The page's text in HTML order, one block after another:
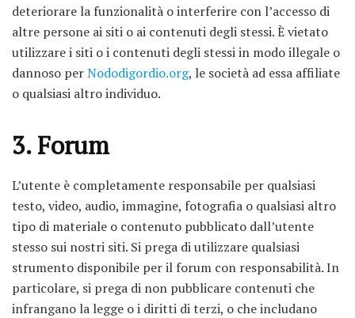
deteriorare la funzionalità o interferire con l’accesso di
altre persone ai siti o ai contenuti degli stessi. È vietato
utilizzare i siti o i contenuti degli stessi in modo illegale o
dannoso perNododigordio.org, le società ad essa affiliate
o qualsiasi altro individuo.
3. Forum
L’utente è completamente responsabile per qualsiasi
testo, video, audio, immagine, fotografia o qualsiasi altro
tipo di materiale o contenuto pubblicato dall’utente
stesso sui nostri siti. Si prega di utilizzare qualsiasi
strumento disponibile per il forum con responsabilità. In
particolare, si prega di non pubblicare contenuti che
infrangano la legge o i diritti di terzi, o che includano